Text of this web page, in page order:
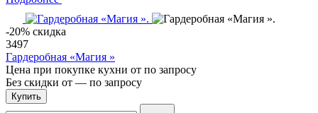
-20% скидка
3497
Гардеробная «Магия »
Цена при покупке кухни от по запросу
Без скидки от — по запросу
Купить